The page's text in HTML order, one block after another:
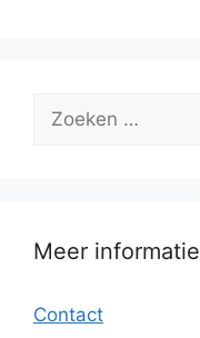
naar:
Meer informatie
Contact